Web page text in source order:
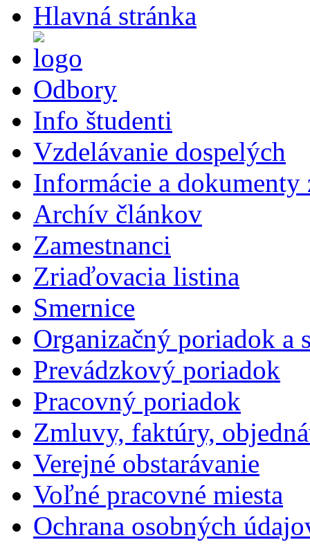
Hlavná stránka
Odbory
Info študenti
Vzdelávanie dospelých
Informácie a
Archív článkov
Zamestnanci
Zriaďovacia listina
Smernice
Organizačný poriadok a
Prevádzkový poriadok
Pracovný poriadok
Zmluvy, faktúry,
Verejné obstarávanie
Voľné pracovné miesta
Ochrana osobných